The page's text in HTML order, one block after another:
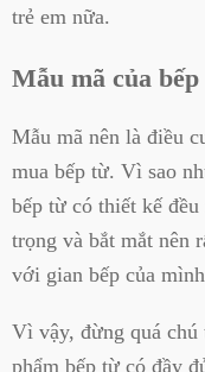
trẻ em nữa.
Mẫu mã của
Mẫu mã nên là điều
mua bếp từ. Vì sao
bếp từ có thiết kế đều
trọng và bắt mắt nên
với gian bếp của
Vì vậy, đừng quá chú
phẩm bếp từ có đầy